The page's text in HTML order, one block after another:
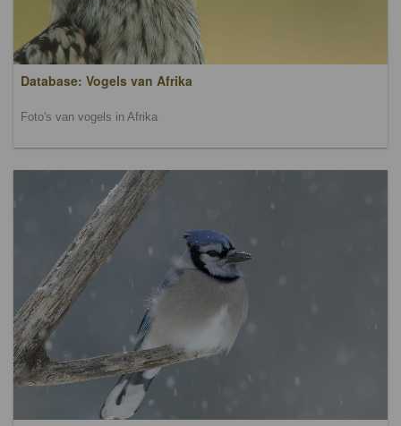
Database: Vogels van Afrika
Foto's van vogels in Afrika